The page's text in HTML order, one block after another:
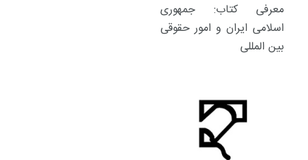
معرفی کتاب: جمهوری
اسلامی ایران و امور حقوقی
بین المللی